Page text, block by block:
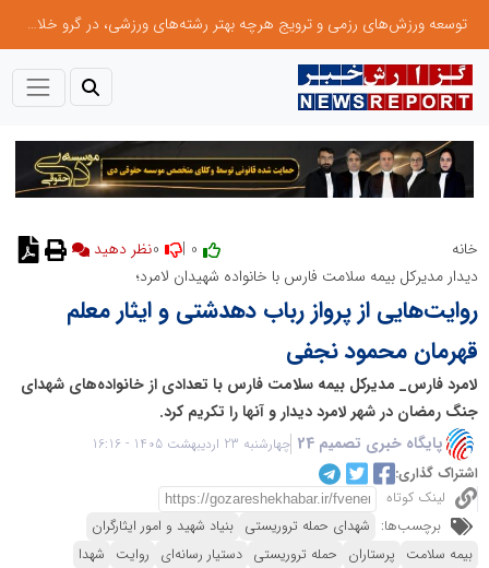
توسعه ورزش‌های رزمی و ترویج هرچه بهتر رشته‌های ورزشی، در گرو خلاقیت و نوآوری است
خانه
نظر دهید
دیدار مدیرکل بیمه سلامت فارس با خانواده شهیدان لامرد؛
روایت‌هایی از پرواز رباب دهدشتی و ایثار معلم
قهرمان محمود نجفی
لامرد فارس_ مدیرکل بیمه سلامت فارس با تعدادی از خانواده‌های شهدای
جنگ رمضان در شهر لامرد دیدار و آنها را تکریم کرد.
پایگاه خبری تصمیم 24
چهارشنبه 23 اردیبهشت 1405 - 16:16
اشتراک گذاری:
لینک کوتاه
برچسب‌ها: شهدای حمله تروریستی بنیاد شهید و امور ایثارگران
بیمه سلامت پرستاران حمله تروریستی دستیار رسانه‌ای روایت شهدا